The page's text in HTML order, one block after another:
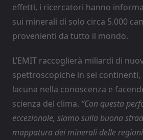
effetti, i ricercatori hanno
sui minerali di solo circa 5.000
provenienti da tutto il mondo.
L’EMIT raccoglierà miliardi di
spettroscopiche in sei
lacuna nella conoscenza e
scienza del clima. “Con questa
eccezionale, siamo sulla buona
mappatura dei minerali delle